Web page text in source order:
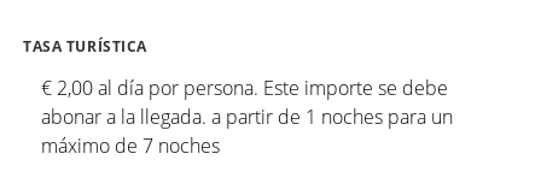
TASA TURÍSTICA
€ 2,00 al día por persona. Este importe se debe
abonar a la llegada. a partir de 1 noches para un
máximo de 7 noches